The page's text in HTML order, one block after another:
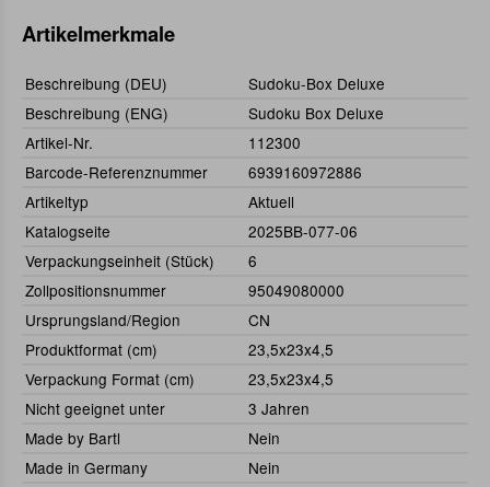
Artikelmerkmale
Beschreibung (DEU)
Sudoku-Box Deluxe
Beschreibung (ENG)
Sudoku Box Deluxe
Artikel-Nr.
112300
Barcode-Referenznummer
6939160972886
Artikeltyp
Aktuell
Katalogseite
2025BB-077-06
Verpackungseinheit (Stück)
6
Zollpositionsnummer
95049080000
Ursprungsland/Region
CN
Produktformat (cm)
23,5x23x4,5
Verpackung Format (cm)
23,5x23x4,5
Nicht geeignet unter
3 Jahren
Made by Bartl
Nein
Made in Germany
Nein